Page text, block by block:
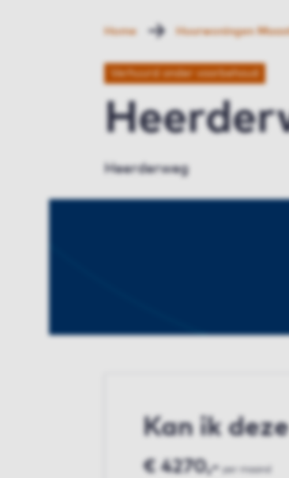
Home Huurwoningen
Verhuurd onder voorbehoud
Heerderweg
Kan ik
€ 4270,- per maand